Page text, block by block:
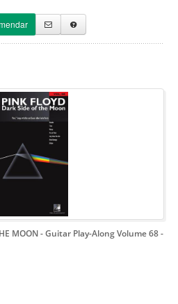
MOON - Guitar Play-Along Volume 68-